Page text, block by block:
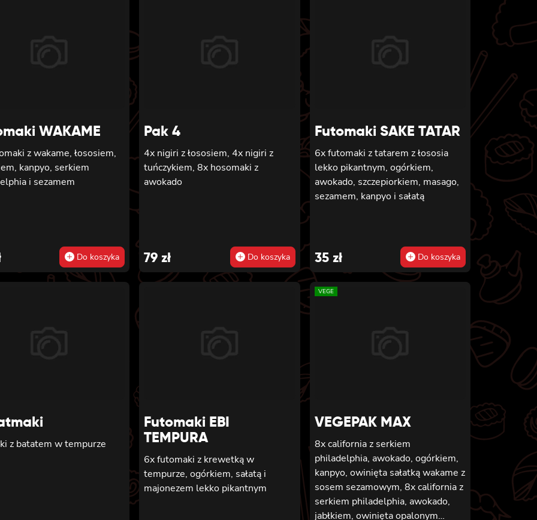
WAKAME
z wakame, łososiem,
kanpyo, serkiem
i sezamem
Do koszyka
Pak 4
4x nigiri z łososiem, 4x nigiri z
tuńczykiem, 8x hosomaki z
awokado
79 zł Do koszyka
Futomaki SAKE TATAR
6x futomaki z tatarem z łososia
lekko pikantnym, ogórkiem,
awokado, szczepiorkiem, masago,
sezamem, kanpyo i sałatą
35 zł Do koszyka
z batatem w tempurze
Futomaki EBI
TEMPURA
6x futomaki z krewetką w
tempurze, ogórkiem, sałatą i
majonezem lekko pikantnym
VEGE
VEGEPAK MAX
8x california z serkiem
philadelphia, awokado, ogórkiem,
kanpyo, owinięta sałatką wakame z
sosem sezamowym, 8x california z
serkiem philadelphia, awokado,
jabłkiem, owinięta opalonym